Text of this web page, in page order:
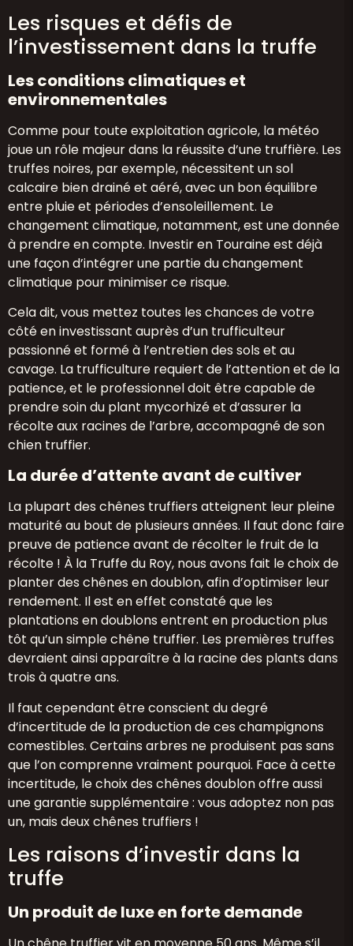
Les risques et défis de
l’investissement dans la truffe
Les conditions climatiques et
environnementales
Comme pour toute exploitation agricole, la météo
joue un rôle majeur dans la réussite d’une truffière. Les
truffes noires, par exemple, nécessitent un sol
calcaire bien drainé et aéré, avec un bon équilibre
entre pluie et périodes d’ensoleillement. Le
changement climatique, notamment, est une donnée
à prendre en compte. Investir en Touraine est déjà
une façon d’intégrer une partie du changement
climatique pour minimiser ce risque.
Cela dit, vous mettez toutes les chances de votre
côté en investissant auprès d’un trufficulteur
passionné et formé à l’entretien des sols et au
cavage. La trufficulture requiert de l’attention et de la
patience, et le professionnel doit être capable de
prendre soin du plant mycorhizé et d’assurer la
récolte aux racines de l’arbre, accompagné de son
chien truffier.
La durée d’attente avant de cultiver
La plupart des chênes truffiers atteignent leur pleine
maturité au bout de plusieurs années. Il faut donc faire
preuve de patience avant de récolter le fruit de la
récolte ! À la Truffe du Roy, nous avons fait le choix de
planter des chênes en doublon, afin d’optimiser leur
rendement. Il est en effet constaté que les
plantations en doublons entrent en production plus
tôt qu’un simple chêne truffier. Les premières truffes
devraient ainsi apparaître à la racine des plants dans
trois à quatre ans.
Il faut cependant être conscient du degré
d’incertitude de la production de ces champignons
comestibles. Certains arbres ne produisent pas sans
que l’on comprenne vraiment pourquoi. Face à cette
incertitude, le choix des chênes doublon offre aussi
une garantie supplémentaire : vous adoptez non pas
un, mais deux chênes truffiers !
Les raisons d’investir dans la
truffe
Un produit de luxe en forte demande